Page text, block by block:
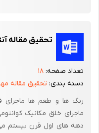
نظریه مکانیک کوانتمی آغاز شد
در این جستجو، یکی از
استفاده از روش کوانتش
سیستم توسط تابع موجی که
بوسیله اعمال یک اپراتور
است، بدست می‌آید و منجر
تحقیق مقاله
تعداد صفحه: ۱۸
دسته بندی: تحقیق مقاله
ماجرای خلق مکانیک
دهه های اول قرن بیستم